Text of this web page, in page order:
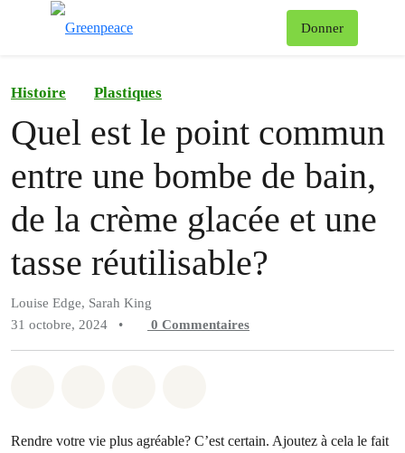
Donner
Histoire Plastiques
Quel est le point commun
entre une bombe de bain,
de la crème glacée et une
tasse réutilisable?
Louise Edge, Sarah King
31 octobre, 2024
• 0 Commentaires
Rendre votre vie plus agréable? C’est certain. Ajoutez à cela le fait